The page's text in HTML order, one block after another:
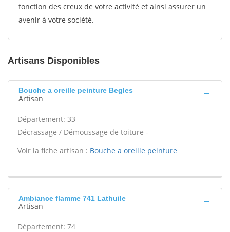
fonction des creux de votre activité et ainsi assurer un
avenir à votre société.
Artisans Disponibles
Bouche a oreille peinture Begles
Artisan
Département: 33
Décrassage / Démoussage de toiture -
Voir la fiche artisan : Bouche a oreille peinture
Ambiance flamme 741 Lathuile
Artisan
Département: 74